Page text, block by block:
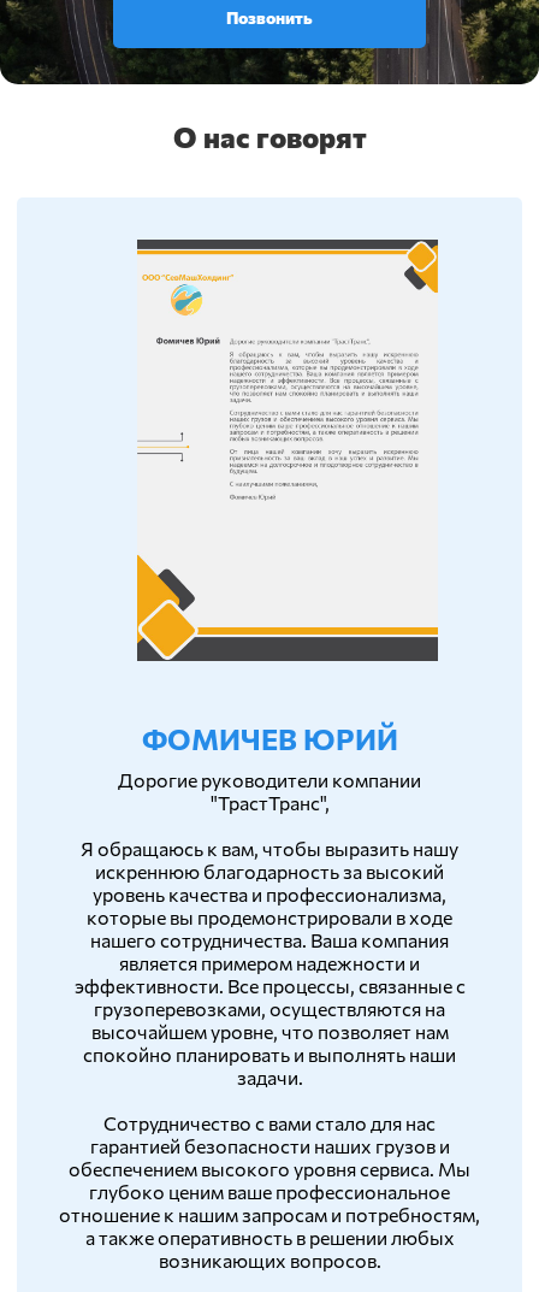
Позвонить
О нас говорят
ФОМИЧЕВ ЮРИЙ
Дорогие руководители компании
"ТрастТранс",
Я обращаюсь к вам, чтобы выразить нашу
искреннюю благодарность за высокий
уровень качества и профессионализма,
которые вы продемонстрировали в ходе
нашего сотрудничества. Ваша компания
является примером надежности и
эффективности. Все процессы, связанные с
грузоперевозками, осуществляются на
высочайшем уровне, что позволяет нам
спокойно планировать и выполнять наши
задачи.
Сотрудничество с вами стало для нас
гарантией безопасности наших грузов и
обеспечением высокого уровня сервиса. Мы
глубоко ценим ваше профессиональное
отношение к нашим запросам и потребностям,
а также оперативность в решении любых
возникающих вопросов.